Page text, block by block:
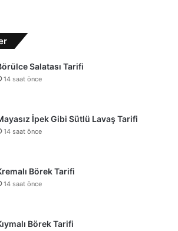
Salatası Tarifi
14 saat önce
İpek Gibi Sütlü Lavaş Tarifi
14 saat önce
Börek Tarifi
14 saat önce
Börek Tarifi